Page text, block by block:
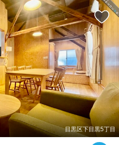
目黒区下目黒5丁目